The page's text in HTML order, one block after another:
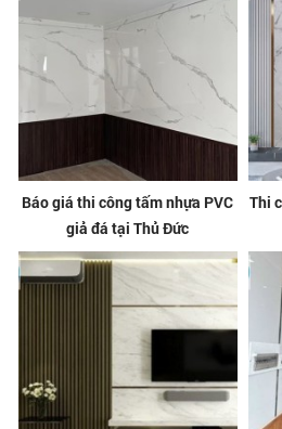
Báo giá thi công tấm nhựa PVC
giả đá tại Thủ Đức
Thi